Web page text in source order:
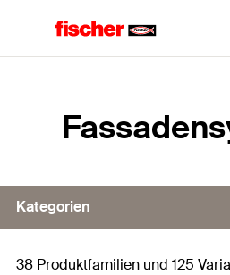
Kategorien
Hinterschnittanker FZP II
38 Produktfamilien und 125